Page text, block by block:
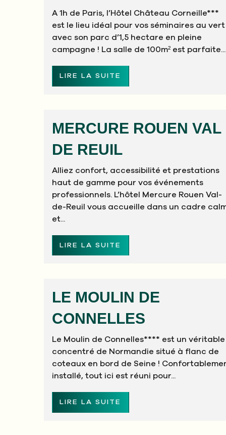
A 1h de Paris, l’Hôtel Château Corneille***
est le lieu idéal pour vos séminaires au vert
avec son parc d’1,5 hectare en pleine
campagne ! La salle de 100m² est parfaite...
LIRE LA SUITE
MERCURE ROUEN VAL
DE REUIL
Alliez confort, accessibilité et prestations
haut de gamme pour vos événements
professionnels. L’hôtel Mercure Rouen Val-
de-Reuil vous accueille dans un cadre
et...
LIRE LA SUITE
LE MOULIN DE
CONNELLES
Le Moulin de Connelles**** est un véritable
concentré de Normandie situé à flanc de
coteaux en bord de Seine !
installé, tout ici est réuni pour...
LIRE LA SUITE